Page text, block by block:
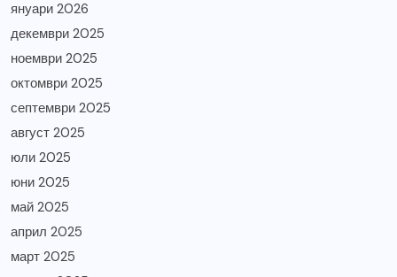
януари 2026
декември 2025
ноември 2025
октомври 2025
септември 2025
август 2025
юли 2025
юни 2025
май 2025
април 2025
март 2025